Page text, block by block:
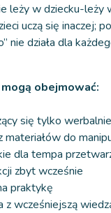
leży w dziecku-leży
uczą się inaczej;
nie działa dla
obejmować:
się tylko werbalnie
do
dla tempa
zbyt wcześnie
praktykę
z wcześniejszą